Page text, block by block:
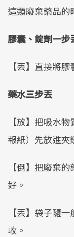
這類廢棄藥品的
膠囊、錠劑一步
【丟】直接將
藥水三步丟
【放】把吸水
報紙）先放進夾
【倒】把廢棄
好。
【丟】袋子隨
收。